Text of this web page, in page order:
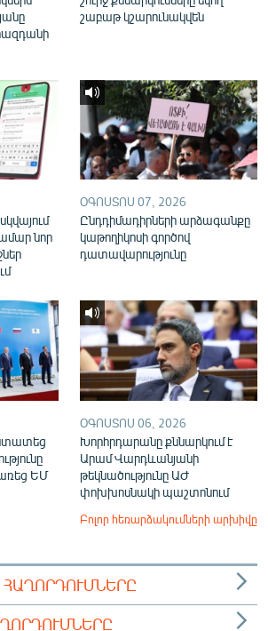
կայքերը
շաբաթ կշարունակվեն
նոր
ՕԳՈՍՏՈՍ 07, 2026
Ընդդիմադիրների արձագանքը
կաթողիկոսի գործով
դատավարությունը
ԵՄ
ՕԳՈՍՏՈՍ 06, 2026
Խորհրդարանը քննարկում է
Արամ Վարդևանյանի
թեկնածությունը ԱԺ
փոխխոսնակի պաշտոնում
Բոլոր հեռարձակումների արխիվը
ՀԱՂՈՐԴՈՒՄՆԵՐԸ